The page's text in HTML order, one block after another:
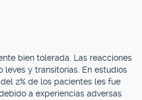
bien tolerada. Las reacciones
leves y transitorias. En estudios
2% de los pacientes les fue
a experiencias adversas